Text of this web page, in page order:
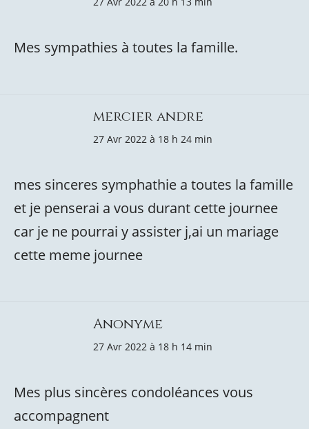
Mes sympathies à toutes la famille.
mercier andre
27 Avr 2022 à 18 h 24 min
mes sinceres symphathie a toutes la famille
et je penserai a vous durant cette journee
car je ne pourrai y assister j,ai un mariage
cette meme journee
Anonyme
27 Avr 2022 à 18 h 14 min
Mes plus sincères condoléances vous
accompagnent